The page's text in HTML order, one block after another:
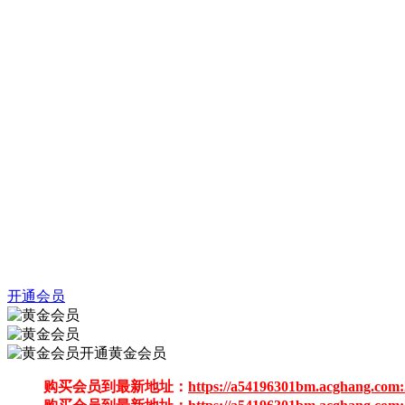
开通会员
开通黄金会员
购买会员到最新地址： https://